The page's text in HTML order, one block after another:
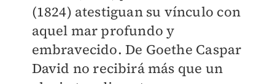
(1824) atestiguan su vínculo con
aquel mar profundo y
embravecido. De Goethe Caspar
David no recibirá más que un